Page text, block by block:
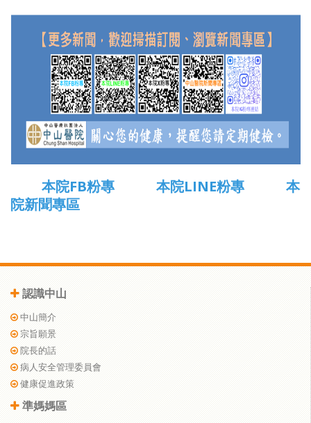
本院FB粉專 本院LINE粉專
本
院新聞專區
認識中山
中山簡介
宗旨願景
院長的話
病人安全管理委員會
健康促進政策
準媽媽區